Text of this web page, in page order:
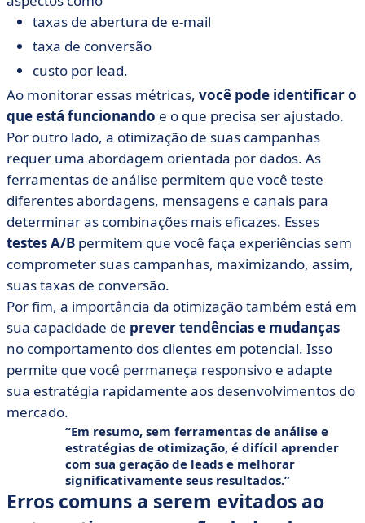
taxas de abertura de e-mail
taxa de conversão
custo por lead.
Ao monitorar essas métricas, você pode identificar o
que está funcionando e o que precisa ser ajustado.
Por outro lado, a otimização de suas campanhas
requer uma abordagem orientada por dados. As
ferramentas de análise permitem que você teste
diferentes abordagens, mensagens e canais para
determinar as combinações mais eficazes. Esses
testes A/B permitem que você faça experiências sem
comprometer suas campanhas, maximizando, assim,
suas taxas de conversão.
Por fim, a importância da otimização também está em
sua capacidade de prever tendências e mudanças
no comportamento dos clientes em potencial. Isso
permite que você permaneça responsivo e adapte
sua estratégia rapidamente aos desenvolvimentos do
mercado.
Em resumo, sem ferramentas de análise e
estratégias de otimização, é difícil aprender
com sua geração de leads e melhorar
significativamente seus resultados.
Erros comuns a serem evitados ao